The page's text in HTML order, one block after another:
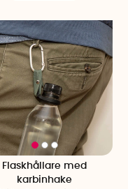
Flaskhållare med
karbinhake